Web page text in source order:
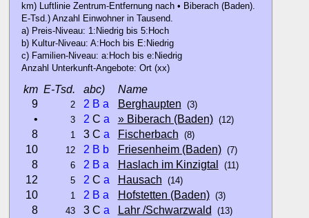
km) Luftlinie Zentrum-Entfernung nach • Biberach (Baden).
E-Tsd.) Anzahl Einwohner in Tausend.
a) Preis-Niveau: 1:Niedrig bis 5:Hoch
b) Kultur-Niveau: A:Hoch bis E:Niedrig
c) Familien-Niveau: a:Hoch bis e:Niedrig
Anzahl Unterkunft-Angebote: Ort (xx)
km E-Tsd. abc)
Name
9
2 2 B a Berghaupten (3)
• 3 2 C a » Biberach (Baden) (12)
8 1 3 C a Fischerbach (8)
10 12 2 B b Friesenheim (Baden) (7)
8 6 2 B a Haslach im Kinzigtal (11)
12 5 2 C a Hausach (14)
10 1 2 B a Hofstetten (Baden) (3)
8 43 3 C a Lahr /Schwarzwald (13)